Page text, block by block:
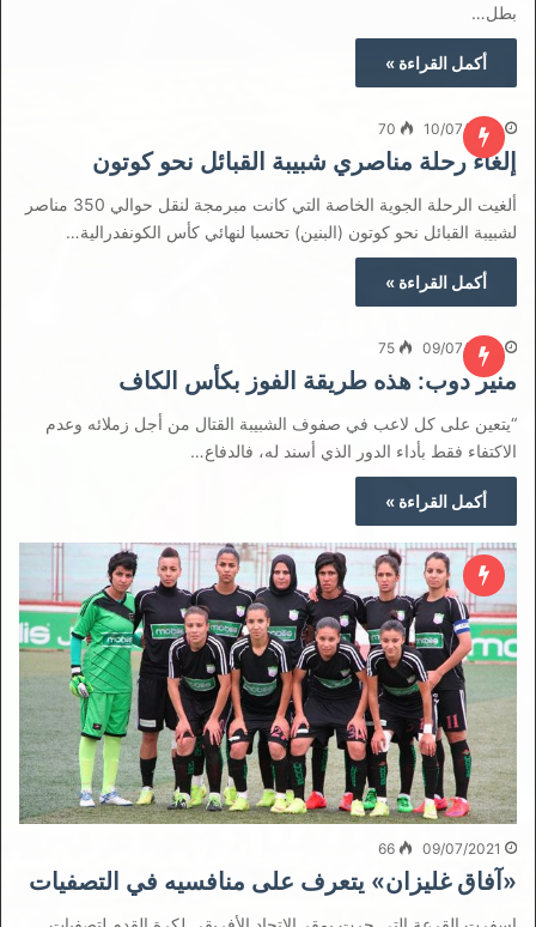
بطل…
أكمل القراءة »
10/07/2021
70
إلغاء رحلة مناصري شبيبة القبائل نحو كوتون
ألغيت الرحلة الجوية الخاصة التي كانت مبرمجة لنقل حوالي 350 مناصر
لشبيبة القبائل نحو كوتون (البنين) تحسبا لنهائي كأس الكونفدرالية…
أكمل القراءة »
09/07/2021
75
منير دوب: هذه طريقة الفوز بكأس الكاف
“يتعين على كل لاعب في صفوف الشبيبة القتال من أجل زملائه وعدم
الاكتفاء فقط بأداء الدور الذي أسند له، فالدفاع…
أكمل القراءة »
09/07/2021
66
«آفاق غليزان» يتعرف على منافسيه في التصفيات